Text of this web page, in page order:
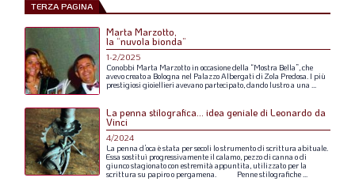
TERZA PAGINA
Marta Marzotto,
la “nuvola bionda”
1-2/2025
Conobbi Marta Marzottoin occasionedella “Mostra Bella”,che
avevocreatoa Bologna nel PalazzoAlbergati di Zola Predosa. I più
prestigiosi gioiellieri avevano partecipato,dando lustroa una ...
La penna stilografica... idea geniale di Leonardo da
Vinci
4/2024
La penna d’oca èstata persecoli lostrumentodi scrittura abituale.
Essa sostituì progressivamenteil calamo, pezzodi canna odi
giuncostagionatocon estremità appuntita, utilizzato per la
scrittura su papiroo pergamena. Pennestilografiche...